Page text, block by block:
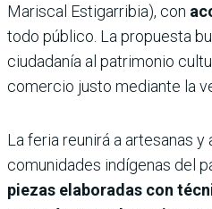
Mariscal Estigarribia), con
todo público. La propuesta
ciudadanía al patrimonio
comercio justo mediante la
La feria reunirá a artesanas
comunidades indígenas del
piezas elaboradas con